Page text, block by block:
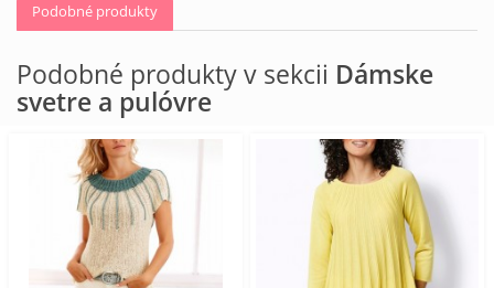
Podobné produkty
Podobné produkty v sekcii Dámske
svetre a pulóvre